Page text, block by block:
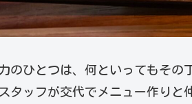
のひとつは、何といってもその
タッフが交代でメニュー作りと